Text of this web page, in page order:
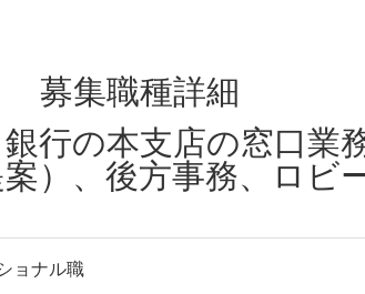
行の本支店の窓口業
）、後方事務、ロビ
ョナル職